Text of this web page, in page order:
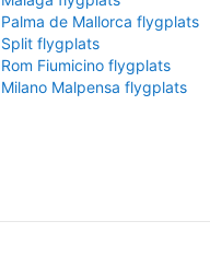
Palma de Mallorca flygplats
Split flygplats
Rom Fiumicino flygplats
Milano Malpensa flygplats